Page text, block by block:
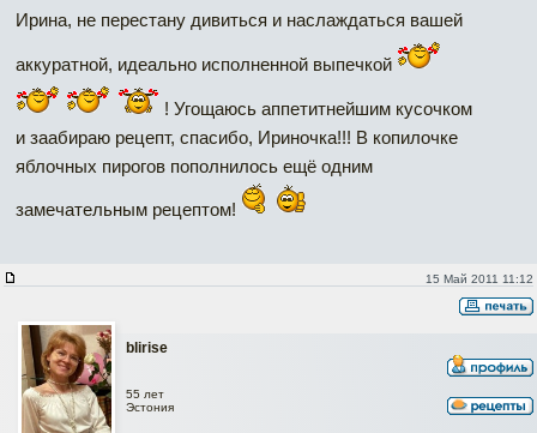
Ирина, не перестану дивиться и наслаждаться вашей
аккуратной, идеально исполненной выпечкой
! Угощаюсь аппетитнейшим кусочком
и заабираю рецепт, спасибо, Ириночка!!! В копилочке
яблочных пирогов пополнилось ещё одним
замечательным рецептом!
15 Май 2011 11:12
blirise
55 лет
Эстония